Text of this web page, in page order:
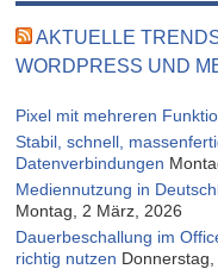
AKTUELLE
WORDPRESS UND
Pixel mit mehreren
Stabil, schnell,
Datenverbindungen
Mediennutzung in
Montag, 2 März, 2026
Dauerbeschallung im
richtig nutzen